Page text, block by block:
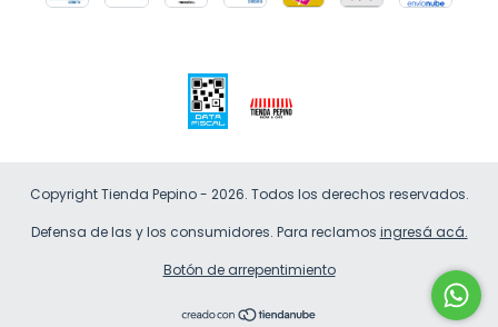
Copyright Tienda Pepino - 2026. Todos los derechos reservados.
Defensa de las y los consumidores. Para reclamos ingresá acá.
Botón de arrepentimiento